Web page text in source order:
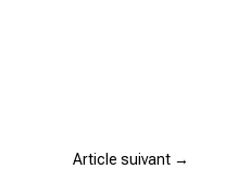
Article suivant →